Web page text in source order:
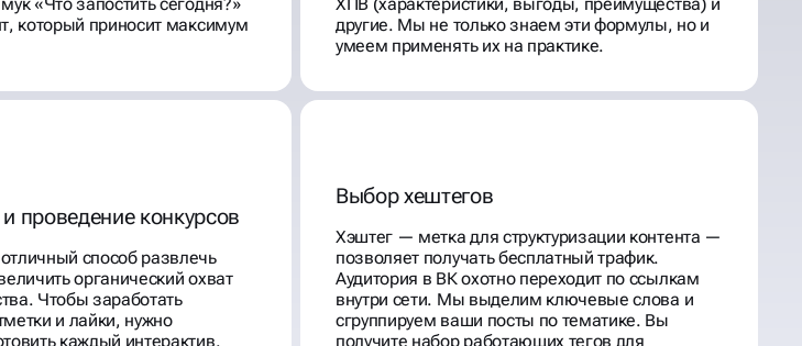
который приносит максимум
другие. Мы не только знаем эти формулы, но и
умеем применять их на практике.
проведение конкурсов
способ развлечь
органический охват
Чтобы заработать
и лайки, нужно
каждый интерактив.
Выбор хештегов
Хэштег — метка для структуризации контента —
позволяет получать бесплатный трафик.
Аудитория в ВК охотно переходит по ссылкам
внутри сети. Мы выделим ключевые слова и
сгруппируем ваши посты по тематике. Вы
получите набор работающих тегов для